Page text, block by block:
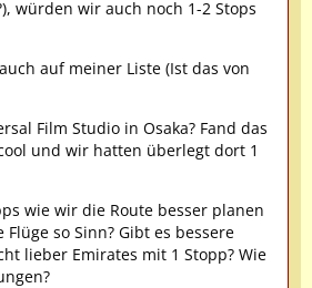
würden wir auch noch 1-2 Stops
auf meiner Liste (Ist das von
Film Studio in Osaka? Fand das
und wir hatten überlegt dort 1
wie wir die Route besser planen
so Sinn? Gibt es bessere
lieber Emirates mit 1 Stopp? Wie